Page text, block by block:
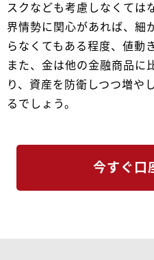
スクなども考慮しなくては
界情勢に関心があれば、細
らなくてもある程度、値動
また、金は他の金融商品に
り、資産を防衛しつつ増や
るでしょう。
今すぐ口